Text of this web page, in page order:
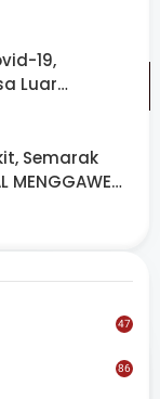
19,
Luar
Semarak
MENGGAWE”
Di
47
86